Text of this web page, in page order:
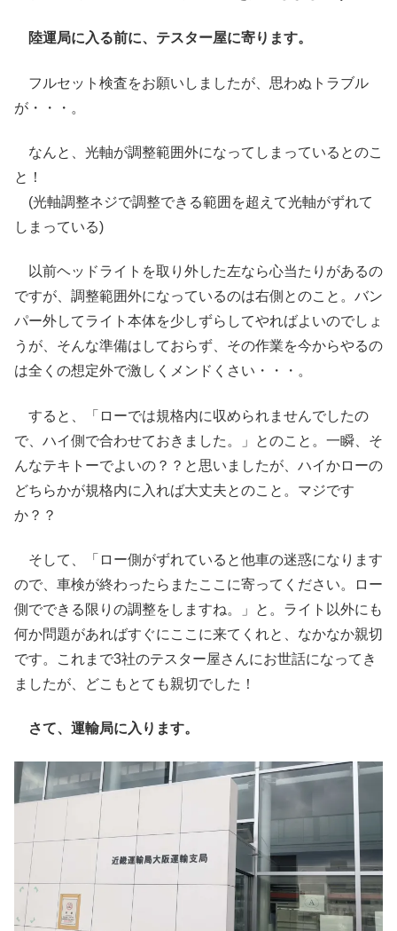
陸運局に入る前に、テスター屋に寄ります。
フルセット検査をお願いしましたが、思わぬトラブル
が・・・。
なんと、光軸が調整範囲外になってしまっているとのこ
と！
(光軸調整ネジで調整できる範囲を超えて光軸がずれて
しまっている)
以前ヘッドライトを取り外した左なら心当たりがあるの
ですが、調整範囲外になっているのは右側とのこと。バン
パー外してライト本体を少しずらしてやればよいのでしょ
うが、そんな準備はしておらず、その作業を今からやるの
は全くの想定外で激しくメンドくさい・・・。
すると、「ローでは規格内に収められませんでしたの
で、ハイ側で合わせておきました。」とのこと。一瞬、そ
んなテキトーでよいの？？と思いましたが、ハイかローの
どちらかが規格内に入れば大丈夫とのこと。マジです
か？？
そして、「ロー側がずれていると他車の迷惑になります
ので、車検が終わったらまたここに寄ってください。ロー
側でできる限りの調整をしますね。」と。ライト以外にも
何か問題があればすぐにここに来てくれと、なかなか親切
です。これまで3社のテスター屋さんにお世話になってき
ましたが、どこもとても親切でした！
さて、運輸局に入ります。